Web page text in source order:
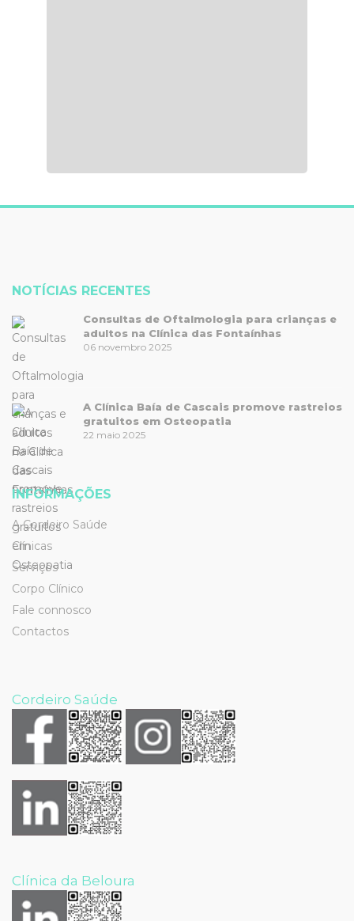
NOTÍCIAS RECENTES
Consultas de Oftalmologia para crianças e
adultos na Clínica das Fontaínhas
06 novembro 2025
A Clínica Baía de Cascais promove rastreios
gratuitos em Osteopatia
22 maio 2025
INFORMAÇÕES
A Cordeiro Saúde
Clínicas
Serviços
Corpo Clínico
Fale connosco
Contactos
Cordeiro Saúde
Clínica da Beloura